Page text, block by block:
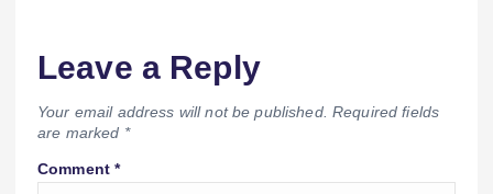
Leave a Reply
Your email address will not be published. Required fields
are marked *
Comment*